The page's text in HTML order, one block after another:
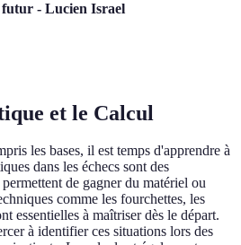
futur - Lucien Israel
et le Calcul
les bases, il est temps d'apprendre à
dans les échecs sont des
de gagner du matériel ou
comme les fourchettes, les
essentielles à maîtriser dès le départ.
à identifier ces situations lors des